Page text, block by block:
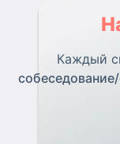
Каждый